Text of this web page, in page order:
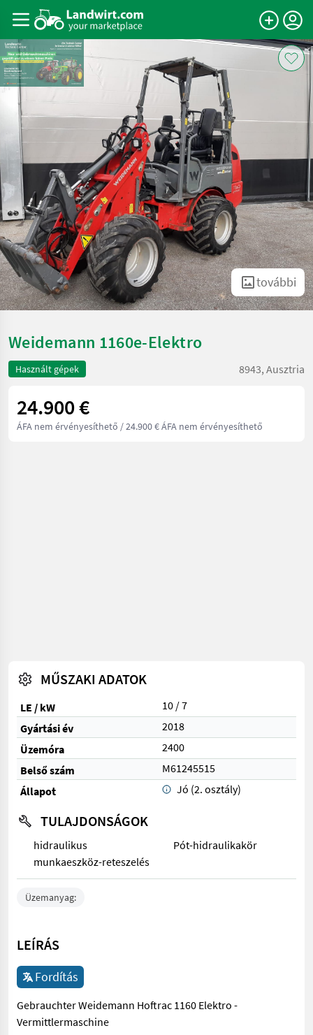
további
Weidemann 1160e-Elektro
Használt gépek 8943, Ausztria
24.900 €
ÁFA nem érvényesíthető / 24.900 € ÁFA nem érvényesíthető
MŰSZAKI ADATOK
LE / kW
10 / 7
Gyártási év
2018
Üzemóra
2400
Belső szám
M61245515
Állapot
Jó (2. osztály)
TULAJDONSÁGOK
hidraulikus
munkaeszköz-reteszelés
Pót-hidraulikakör
Üzemanyag:
LEÍRÁS
Fordítás
Gebrauchter Weidemann Hoftrac 1160 Elektro -
Vermittlermaschine